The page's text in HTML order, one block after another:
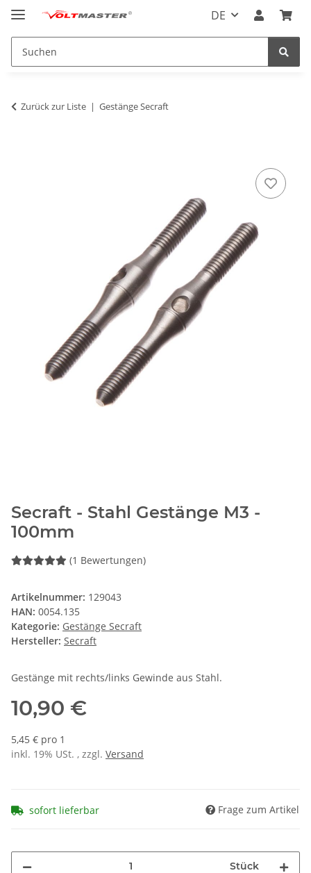
DE
Zurück zur Liste Gestänge Secraft
Secraft - Stahl Gestänge M3 -
100mm
(1 Bewertungen)
Artikelnummer: 129043
HAN: 0054.135
Kategorie: Gestänge Secraft
Hersteller: Secraft
Gestänge mit rechts/links Gewinde aus Stahl.
10,90 €
5,45 € pro 1
inkl. 19% USt. , zzgl. Versand
sofort lieferbar Frage zum Artikel
Stück